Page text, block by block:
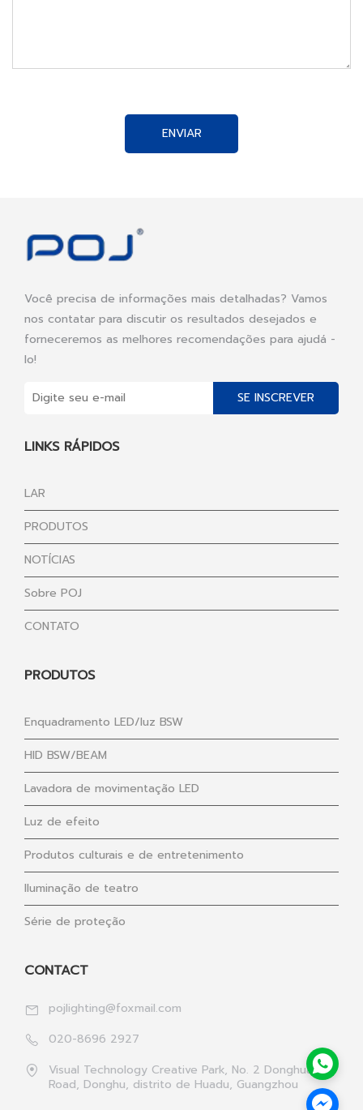
ENVIAR
Você precisa de informações mais detalhadas? Vamos
nos contatar para discutir os resultados desejados e
forneceremos as melhores recomendações para ajudá -
lo!
SE INSCREVER
LINKS RÁPIDOS
LAR
PRODUTOS
NOTÍCIAS
Sobre POJ
CONTATO
PRODUTOS
Enquadramento LED/luz BSW
HID BSW/BEAM
Lavadora de movimentação LED
Luz de efeito
Produtos culturais e de entretenimento
Iluminação de teatro
Série de proteção
CONTACT
pojlighting@foxmail.com
020-8696 2927
Visual Technology Creative Park, No. 2 Donghua 1st
Road, Donghu, distrito de Huadu, Guangzhou